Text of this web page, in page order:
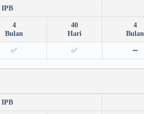
IPB
4
Bulan
40
Hari
4
Bulan
✅ ✅ ➖
IPB